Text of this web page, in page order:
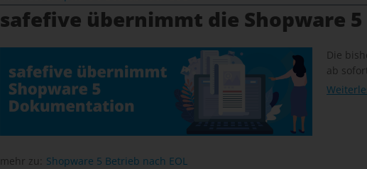
safefive übernimmt die Shopware
Die
ab
mehr zu: Shopware 5 Betrieb nach EOL